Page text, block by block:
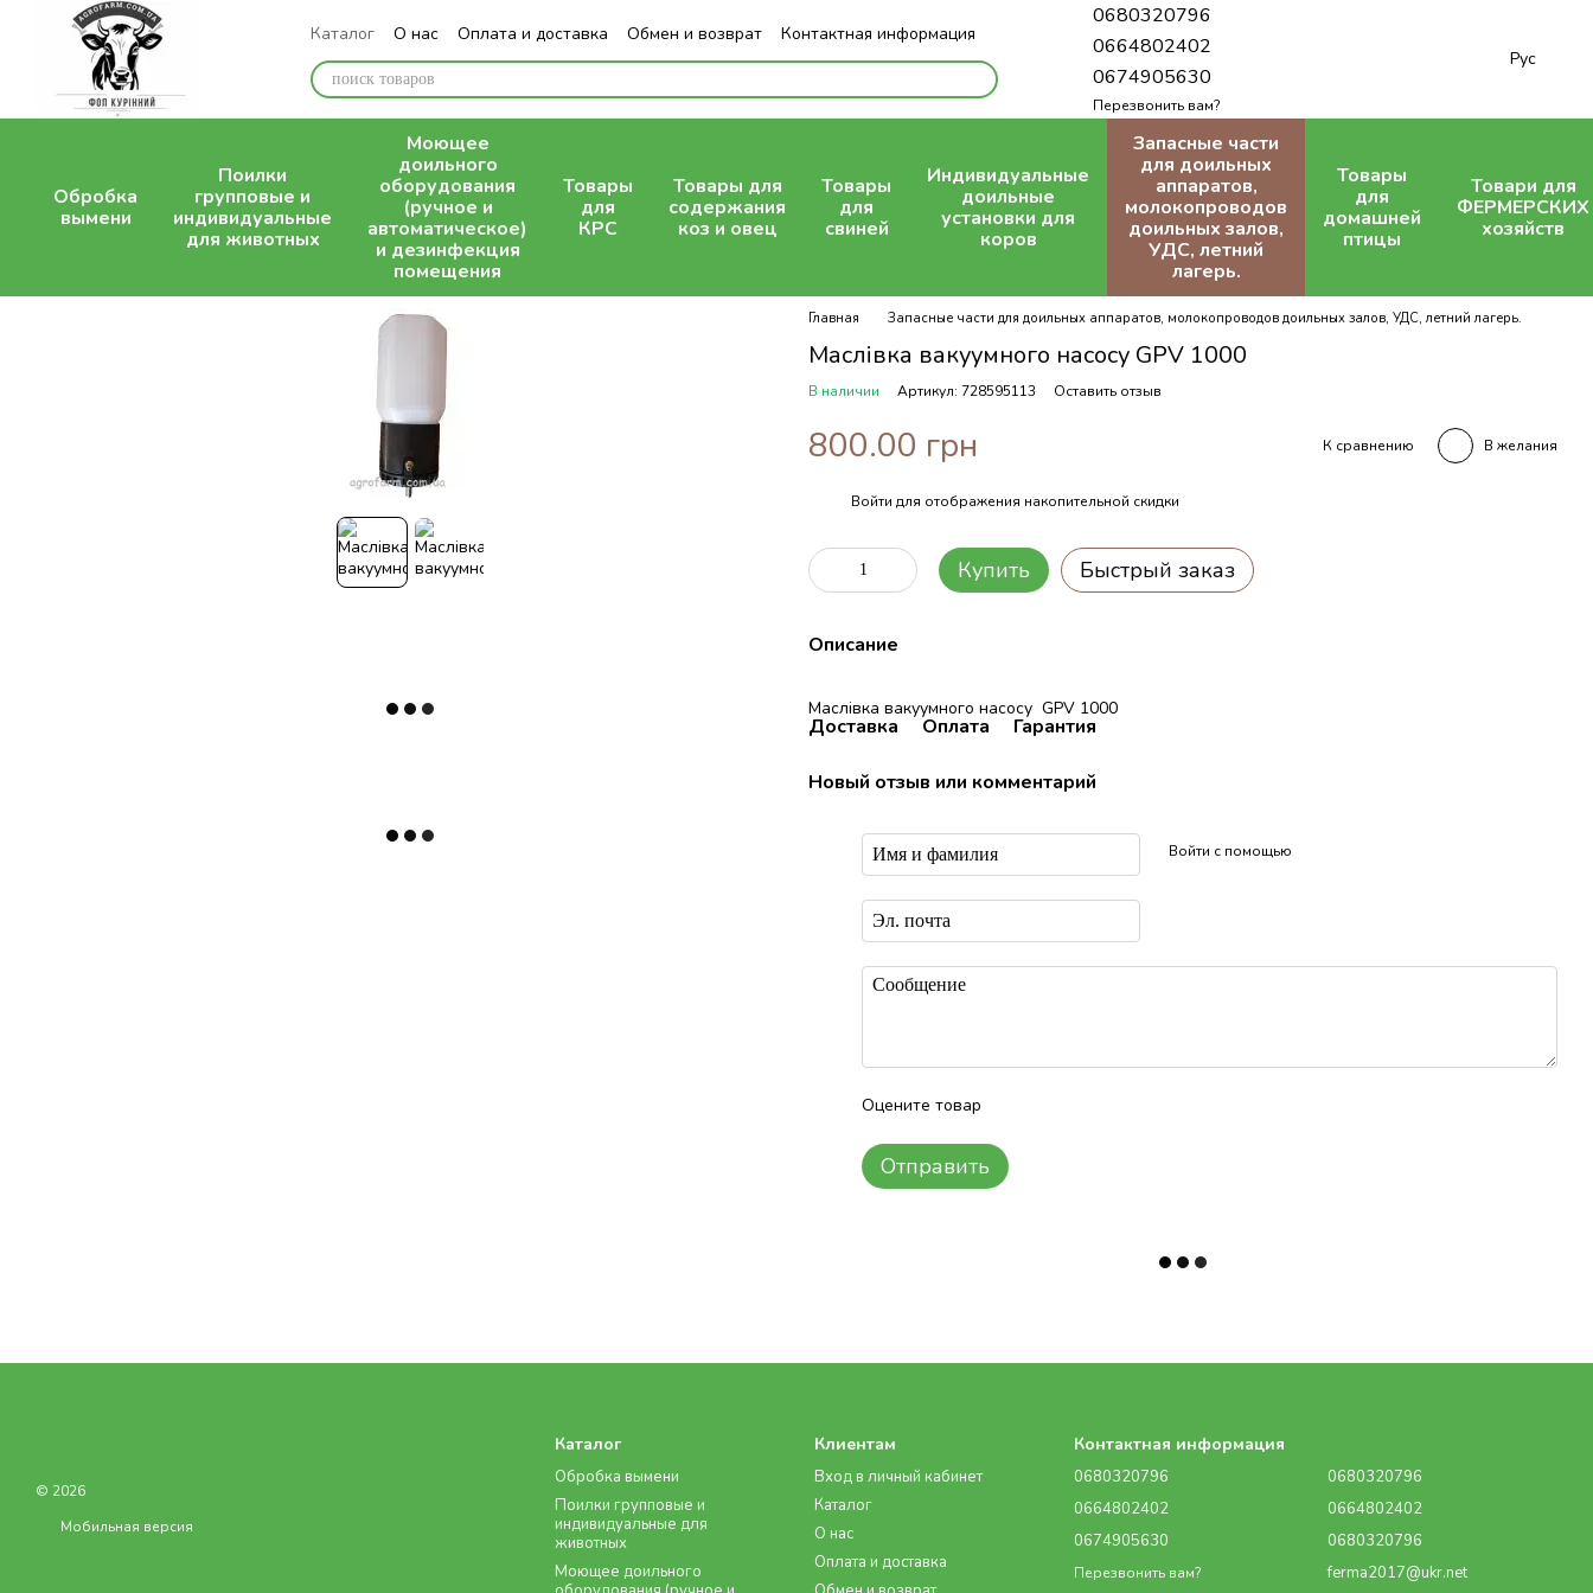
Перейти к основному контенту
Каталог О нас Оплата и доставка Обмен и возврат
Контактная информация
Блог
0680320796
0664802402
0674905630
Перезвонить вам?
Рус
Обробка
вымени
Поилки
групповые и
индивидуальные
для животных
Моющее
доильного
оборудования
(ручное и
автоматическое)
и дезинфекция
помещения
Товары
для
КРС
Товары для
содержания
коз и овец
Товары
для
свиней
Индивидуальные
доильные
установки для
коров
Запасные части
для доильных
аппаратов,
молокопроводов
доильных залов,
УДС, летний
лагерь.
Товары
для
домашней
птицы
Товари для
ФЕРМЕРСКИХ
хозяйств
Главная Запасные части для доильных аппаратов, молокопроводов доильных залов, УДС, летний лагерь.
Маслівка вакуумного насосу GPV 1000
В наличии Артикул: 728595113 Оставить отзыв
800.00 грн К сравнению В желания
Войти для отображения накопительной скидки
Купить Быстрый заказ
Описание
Маслівка вакуумного насосу GPV 1000
Доставка Оплата Гарантия
Новый отзыв или комментарий
Войти с помощью
Оцените товар
Отправить
© 2026
Мобильная версия
Каталог
Обробка вымени
Поилки групповые и
индивидуальные для
животных
Моющее доильного
Клиентам
Вход в личный кабинет
Каталог
О нас
Оплата и доставка
Контактная информация
0680320796
0664802402
0674905630
Перезвонить вам?
0680320796
0664802402
0680320796
ferma2017@ukr.net